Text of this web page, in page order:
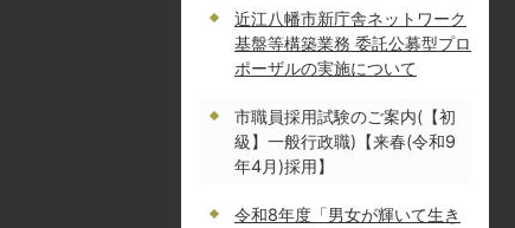
近江八幡市新庁舎ネットワーク
基盤等構築業務 委託公募型プロ
ポーザルの実施について
市職員採用試験のご案内(【初
級】一般行政職)【来春(令和9
年4月)採用】
令和8年度「男女が輝いて生き